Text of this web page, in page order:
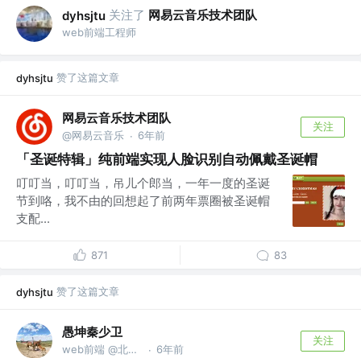
dyhsjtu 关注了 网易云音乐技术团队
web前端工程师
dyhsjtu 赞了这篇文章
网易云音乐技术团队
@网易云音乐 · 6年前
关注
「圣诞特辑」纯前端实现人脸识别自动佩戴圣诞帽
叮叮当，叮叮当，吊儿个郎当，一年一度的圣诞
节到咯，我不由的回想起了前两年票圈被圣诞帽
支配...
871 83
dyhsjtu 赞了这篇文章
愚坤秦少卫
web前端 @北京迅单科技有限公司 · 6年前
关注